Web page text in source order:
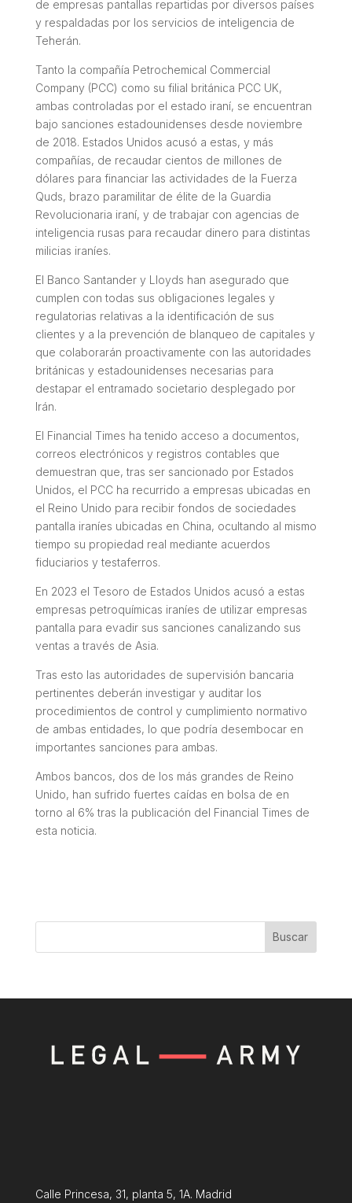
de empresas pantallas repartidas por diversos países
y respaldadas por los servicios de inteligencia de
Teherán.
Tanto la compañía Petrochemical Commercial
Company (PCC) como su filial británica PCC UK,
ambas controladas por el estado iraní, se encuentran
bajo sanciones estadounidenses desde noviembre
de 2018. Estados Unidos acusó a estas, y más
compañías, de recaudar cientos de millones de
dólares para financiar las actividades de la Fuerza
Quds, brazo paramilitar de élite de la Guardia
Revolucionaria iraní, y de trabajar con agencias de
inteligencia rusas para recaudar dinero para distintas
milicias iraníes.
El Banco Santander y Lloyds han asegurado que
cumplen con todas sus obligaciones legales y
regulatorias relativas a la identificación de sus
clientes y a la prevención de blanqueo de capitales y
que colaborarán proactivamente con las autoridades
británicas y estadounidenses necesarias para
destapar el entramado societario desplegado por
Irán.
El Financial Times ha tenido acceso a documentos,
correos electrónicos y registros contables que
demuestran que, tras ser sancionado por Estados
Unidos, el PCC ha recurrido a empresas ubicadas en
el Reino Unido para recibir fondos de sociedades
pantalla iraníes ubicadas en China, ocultando al mismo
tiempo su propiedad real mediante acuerdos
fiduciarios y testaferros.
En 2023 el Tesoro de Estados Unidos acusó a estas
empresas petroquímicas iraníes de utilizar empresas
pantalla para evadir sus sanciones canalizando sus
ventas a través de Asia.
Tras esto las autoridades de supervisión bancaria
pertinentes deberán investigar y auditar los
procedimientos de control y cumplimiento normativo
de ambas entidades, lo que podría desembocar en
importantes sanciones para ambas.
Ambos bancos, dos de los más grandes de Reino
Unido, han sufrido fuertes caídas en bolsa de en
torno al 6% tras la publicación del Financial Times de
esta noticia.
Buscar
Calle Princesa, 31, planta 5, 1A. Madrid